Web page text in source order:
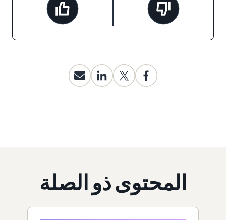
المحتوى ذو الصلة